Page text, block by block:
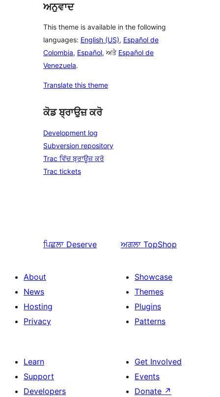
ਅਨੁਵਾਦ
This theme is available in the following
languages: English (US), Español de
Colombia, Español, ਅਤੇ Español de
Venezuela.
Translate this theme
ਕੋਡ ਬ੍ਰਾਉਜ਼ ਕਰੋ
Development log
Subversion repository
Trac ਵਿੱਚ ਬ੍ਰਾਊਜ਼ ਕਰੋ
Trac tickets
ਪਿਛਲਾ Deserve ਅਗਲਾ TopShop
About
News
Hosting
Privacy
Showcase
Themes
Plugins
Patterns
Learn
Support
Developers
Get Involved
Events
Donate ↗